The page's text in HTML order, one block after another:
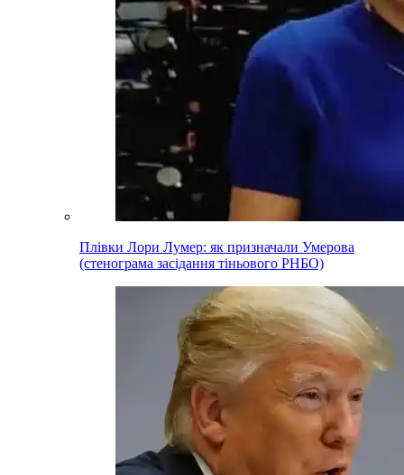
Плівки Лори Лумер: як призначали Умерова
(стенограма засідання тіньового РНБО)